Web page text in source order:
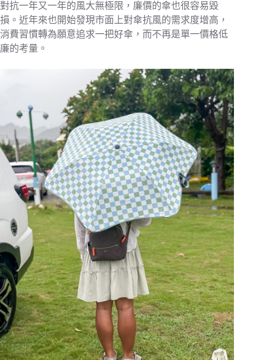
對抗一年又一年的風大無極限，廉價的傘也很容易毀
損。近年來也開始發現市面上對傘抗風的需求度增高，
消費習慣轉為願意追求一把好傘，而不再是單一價格低
廉的考量。